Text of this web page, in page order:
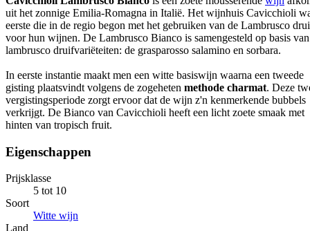
uit het zonnige Emilia-Romagna in Italië. Het wijnhuis Cavicchioli
eerste die in de regio begon met het gebruiken van de Lambrusco
voor hun wijnen. De Lambrusco Bianco is samengesteld op basis
lambrusco druifvariëteiten: de grasparosso salamino en sorbara.
In eerste instantie maakt men een witte basiswijn waarna een tweede
gisting plaatsvindt volgens de zogeheten methode charmat. Deze
vergistingsperiode zorgt ervoor dat de wijn z'n kenmerkende bubbels
verkrijgt. De Bianco van Cavicchioli heeft een licht zoete smaak met
hinten van tropisch fruit.
Eigenschappen
Prijsklasse
5 tot 10
Soort
Witte wijn
Land